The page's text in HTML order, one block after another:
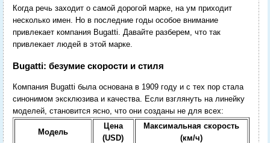
Когда речь заходит о самой дорогой марке, на ум приходит
несколько имен. Но в последние годы особое внимание
привлекает компания Bugatti. Давайте разберем, что так
привлекает людей в этой марке.
Bugatti: безумие скорости и стиля
Компания Bugatti была основана в 1909 году и с тех пор стала
синонимом эксклюзива и качества. Если взглянуть на линейку
моделей, становится ясно, что они созданы не для всех:
Модель
Цена
(USD)
Максимальная скорость
(км/ч)